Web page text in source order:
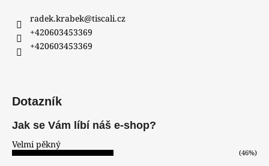
radek.krabek@tiscali.cz
+420603453369
+420603453369
Dotazník
Jak se Vám líbí náš e-shop?
Velmi pěkný
(46%)